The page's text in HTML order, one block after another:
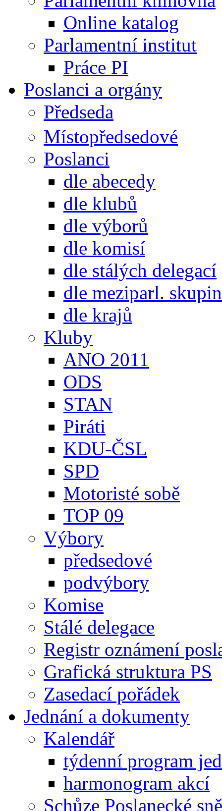
Online katalog
Parlamentní institut
Práce PI
Poslanci a orgány
Předseda
Místopředsedové
Poslanci
dle abecedy
dle klubů
dle výborů
dle komisí
dle stálých delegací
dle meziparl. skupin
dle krajů
Kluby
ANO 2011
ODS
STAN
Piráti
KDU-ČSL
SPD
Motoristé sobě
TOP 09
Výbory
předsedové
podvýbory
Komise
Stálé delegace
Registr oznámení
Grafická struktura PS
Zasedací pořádek
Jednání a dokumenty
Kalendář
týdenní program
harmonogram akcí
Schůze Poslanecké